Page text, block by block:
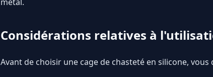
Considérations relatives à
Avant de choisir une cage de chasteté en silicone,